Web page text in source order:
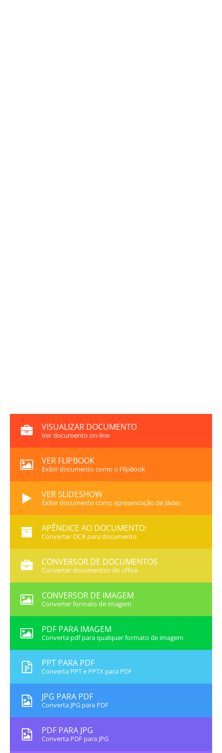
VISUALIZAR DOCUMENTO
Ver documento on-line
VER FLIPBOOK
Exibir documento como o FlipBook
VER SLIDESHOW
Exibir documento como apresentação de slides
APÊNDICE AO DOCUMENTO:
Converter OCR para documento
CONVERSOR DE DOCUMENTOS
Converter documentos do office
CONVERSOR DE IMAGEM
Converter formato de imagem
PDF PARA IMAGEM
Converta pdf para qualquer formato de imagem
PPT PARA PDF
Converta PPT e PPTX para PDF
JPG PARA PDF
Converta JPG para PDF
PDF PARA JPG
Converta PDF para JPG